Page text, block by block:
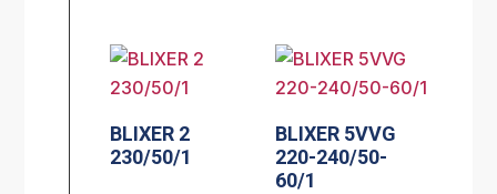
BLIXER 2
230/50/1
BLIXER 5VVG
220-240/50-
60/1